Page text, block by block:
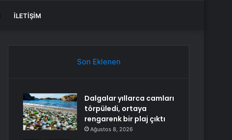
İLETIŞIM
Son Eklenen
Dalgalar yıllarca camları
törpüledi, ortaya
rengarenk bir plaj çıktı
Ağustos 8, 2026